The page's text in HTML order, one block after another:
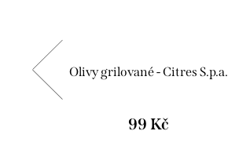
Olivy grilované - Citres S.p.a.
99 Kč